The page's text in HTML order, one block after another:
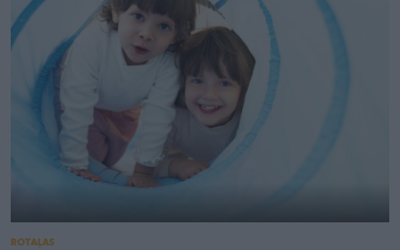
ROTAĻAS